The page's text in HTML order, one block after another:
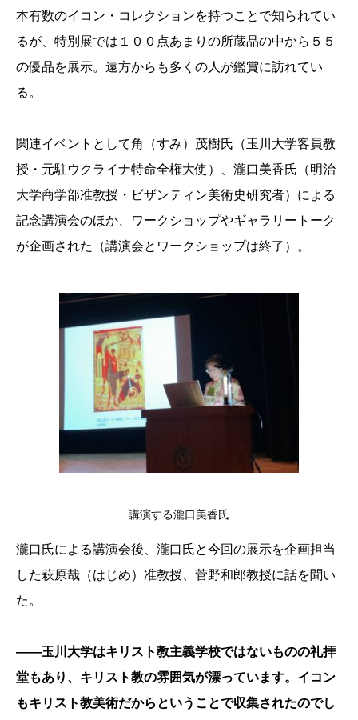
本有数のイコン・コレクションを持つことで知られてい
るが、特別展では１００点あまりの所蔵品の中から５５
の優品を展示。遠方からも多くの人が鑑賞に訪れてい
る。
関連イベントとして角（すみ）茂樹氏（玉川大学客員教
授・元駐ウクライナ特命全権大使）、瀧口美香氏（明治
大学商学部准教授・ビザンティン美術史研究者）による
記念講演会のほか、ワークショップやギャラリートーク
が企画された（講演会とワークショップは終了）。
講演する瀧口美香氏
瀧口氏による講演会後、瀧口氏と今回の展示を企画担当
した萩原哉（はじめ）准教授、菅野和郎教授に話を聞い
た。
――玉川大学はキリスト教主義学校ではないものの礼拝
堂もあり、キリスト教の雰囲気が漂っています。イコン
もキリスト教美術だからということで収集されたのでし